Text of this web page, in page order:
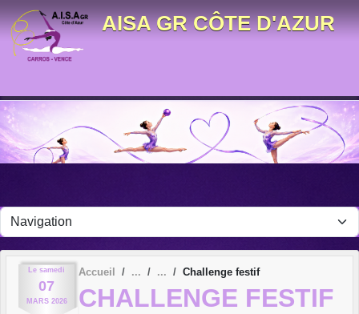
AISA GR CÔTE D'AZUR
Le samedi
07
MARS 2026
Accueil Challenge festif
CHALLENGE FESTIF
Panneau de gestion des cookies